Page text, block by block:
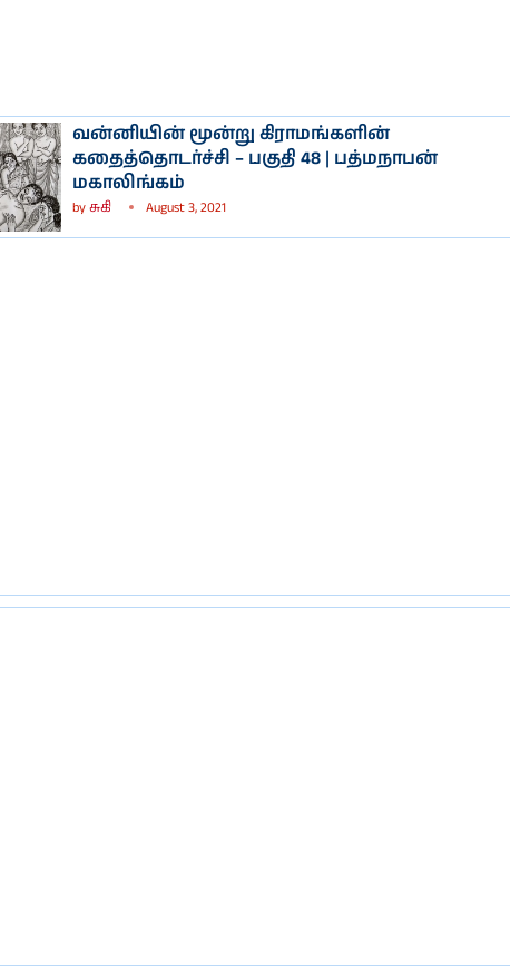
வன்னியின் மூன்று கிராமங்களின்
கதைத்தொடர்ச்சி – பகுதி 48 | பத்மநாபன்
மகாலிங்கம்
byசுகி August 3, 2021